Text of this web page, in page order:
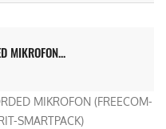
MIKROFON...